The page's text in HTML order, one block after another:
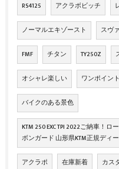
RS4125 アクラボビッチ
ノーマルエキゾースト スヴ
FMF チタン TY250Z
オシャレ楽しい ワンポイント
バイクのある景色
KTM 250 EXC TPI 2022ご納車！
ボンガード 山形県KTM正規ディー
アクラポ 在庫新着 カス